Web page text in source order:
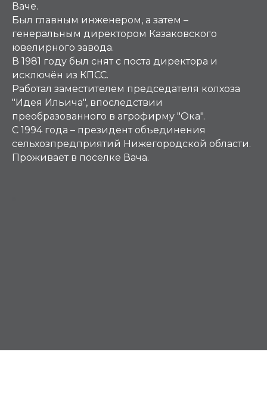
Ваче.
Был главным инженером, а затем –
генеральным директором Казаковского
ювелирного завода.
В 1981 году был снят с поста директора и
исключён из КПСС.
Работал заместителем председателя колхоза
"Идея Ильича", впоследствии
преобразованного в агрофирму "Ока".
С 1994 года – президент объединения
сельхозпредприятий Нижегородской области.
Проживает в поселке Вача.